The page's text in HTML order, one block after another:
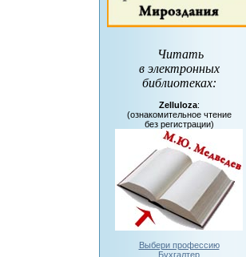
Читать
в электронных
библиотеках:
Zelluloza:
(ознакомительное чтение
без регистрации)
Выбери профессию
Бухгалтер